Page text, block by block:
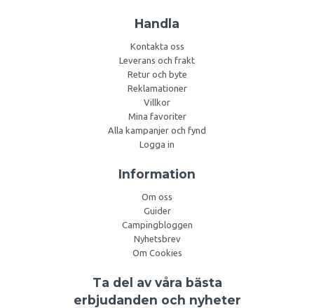
Handla
Kontakta oss
Leverans och frakt
Retur och byte
Reklamationer
Villkor
Mina favoriter
Alla kampanjer och fynd
Logga in
Information
Om oss
Guider
Campingbloggen
Nyhetsbrev
Om Cookies
Ta del av våra bästa
erbjudanden och nyheter